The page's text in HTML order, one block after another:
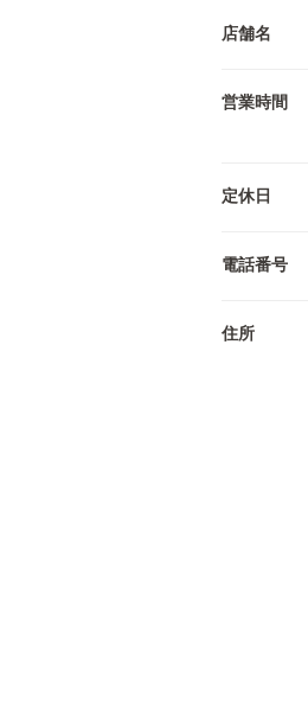
店舗名
営業時間
定休日
電話番号
住所